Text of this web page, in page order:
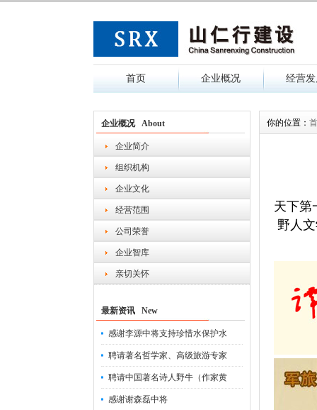
首页 企业概况 经营
企业概况 About
企业简介
组织机构
企业文化
经营范围
公司荣誉
企业智库
亲切关怀
最新资讯 New
感谢李源中将支持珍惜水保护水
聘请著名哲学家、高级旅游专家
聘请中国著名诗人野牛（作家黄
感谢谢森磊中将
你的位置：
天下第
野人